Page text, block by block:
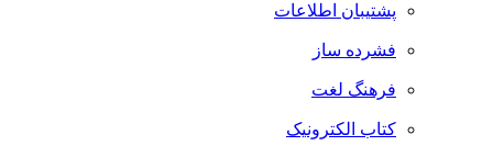
پشتیبان اطلاعات
فشرده ساز
فرهنگ لغت
کتاب الکترونیک